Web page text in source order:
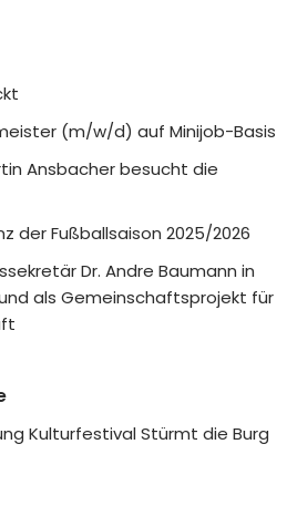
(m/w/d) auf Minijob-Basis
Ansbacher besucht die
der Fußballsaison 2025/2026
Dr. Andre Baumann in
als Gemeinschaftsprojekt für
Kulturfestival Stürmt die Burg